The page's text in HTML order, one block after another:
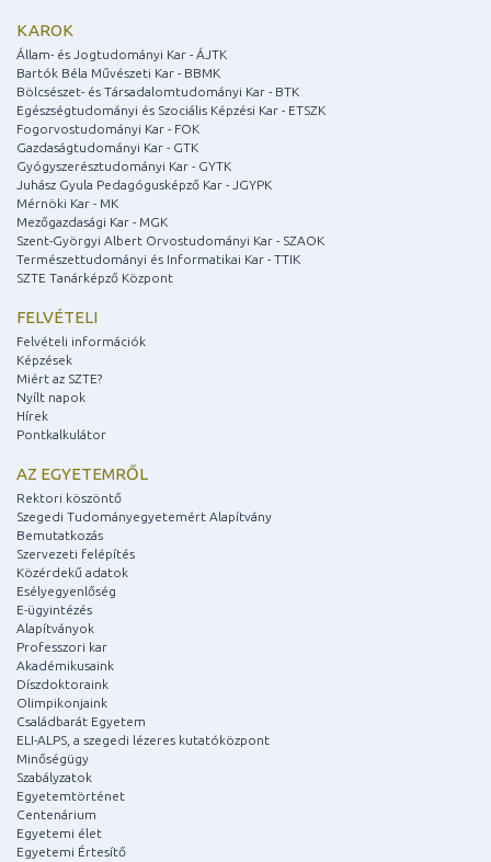
KAROK
Állam- és Jogtudományi Kar - ÁJTK
Bartók Béla Művészeti Kar - BBMK
Bölcsészet- és Társadalomtudományi Kar - BTK
Egészségtudományi és Szociális Képzési Kar - ETSZK
Fogorvostudományi Kar - FOK
Gazdaságtudományi Kar - GTK
Gyógyszerésztudományi Kar - GYTK
Juhász Gyula Pedagógusképző Kar - JGYPK
Mérnöki Kar - MK
Mezőgazdasági Kar - MGK
Szent-Györgyi Albert Orvostudományi Kar - SZAOK
Természettudományi és Informatikai Kar - TTIK
SZTE Tanárképző Központ
FELVÉTELI
Felvételi információk
Képzések
Miért az SZTE?
Nyílt napok
Hírek
Pontkalkulátor
AZ EGYETEMRŐL
Rektori köszöntő
Szegedi Tudományegyetemért Alapítvány
Bemutatkozás
Szervezeti felépítés
Közérdekű adatok
Esélyegyenlőség
E-ügyintézés
Alapítványok
Professzori kar
Akadémikusaink
Díszdoktoraink
Olimpikonjaink
Családbarát Egyetem
ELI-ALPS, a szegedi lézeres kutatóközpont
Minőségügy
Szabályzatok
Egyetemtörténet
Centenárium
Egyetemi élet
Egyetemi Értesítő